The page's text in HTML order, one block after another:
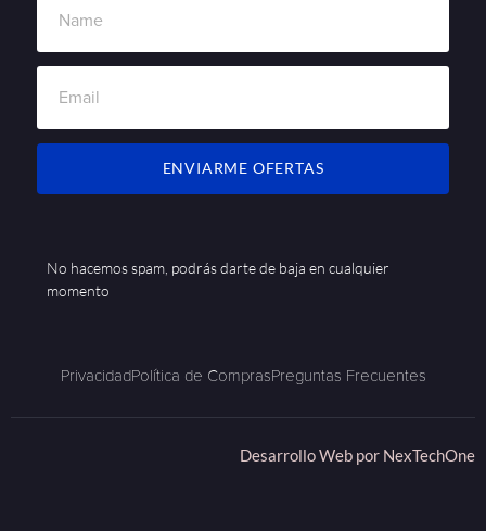
ENVIARME OFERTAS
No hacemos spam, podrás darte de baja en cualquier
momento
PrivacidadPolítica de ComprasPreguntas Frecuentes
Desarrollo Web por NexTechOne